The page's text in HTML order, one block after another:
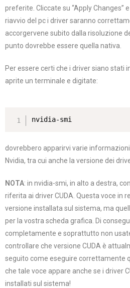
preferite. Cliccate su “Apply Changes”
riavvio del pc i driver saranno
accorgervene subito dalla risoluzione
punto dovrebbe essere quella nativa.
Per essere certi che i driver siano stati
aprite un terminale e digitate:
nvidia-smi
dovrebbero apparirvi varie
Nvidia, tra cui anche la versione dei
NOTA: in nvidia-smi, in alto a destra,
riferita ai driver CUDA. Questa voce in
versione installata sul sistema, ma
per la vostra scheda grafica. Di
completamente e soprattutto non
controllare che versione CUDA è
seguito come eseguire correttamente
che tale voce appare anche se i driver
installati sul sistema!